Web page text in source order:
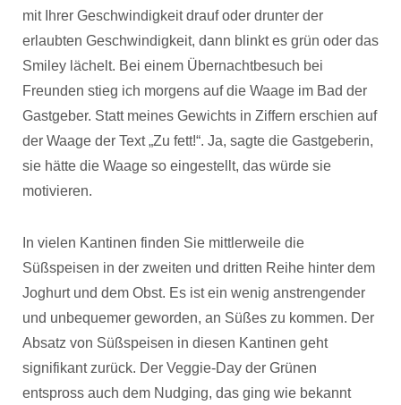
mit Ihrer Geschwindigkeit drauf oder drunter der
erlaubten Geschwindigkeit, dann blinkt es grün oder das
Smiley lächelt. Bei einem Übernachtbesuch bei
Freunden stieg ich morgens auf die Waage im Bad der
Gastgeber. Statt meines Gewichts in Ziffern erschien auf
der Waage der Text „Zu fett!“. Ja, sagte die Gastgeberin,
sie hätte die Waage so eingestellt, das würde sie
motivieren.
In vielen Kantinen finden Sie mittlerweile die
Süßspeisen in der zweiten und dritten Reihe hinter dem
Joghurt und dem Obst. Es ist ein wenig anstrengender
und unbequemer geworden, an Süßes zu kommen. Der
Absatz von Süßspeisen in diesen Kantinen geht
signifikant zurück. Der Veggie-Day der Grünen
entspross auch dem Nudging, das ging wie bekannt